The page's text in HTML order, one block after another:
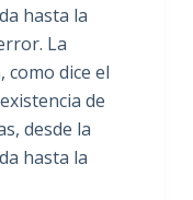
hasta la
La
como dice el
de
desde la
hasta la